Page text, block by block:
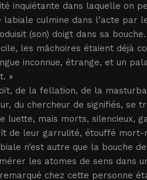
inquiétante dans laquelle on
culmine dans l’acte par
(son) doigt dans sa
les mâchoires étaient déjà
inconnue, étrange, et un
»
de la fellation, de la
du chercheur de signifiés, se
luette, mais morts, silencieux,
de leur garrulité, étouffé mort-
n’est autre que la bouche
les atomes de sens dans
chez cette personne